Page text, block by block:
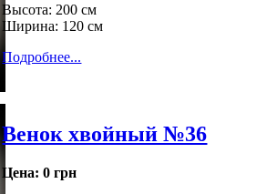
Высота: 200 см
Ширина: 120 см
Подробнее...
Венок хвойный №36
Цена: 0 грн